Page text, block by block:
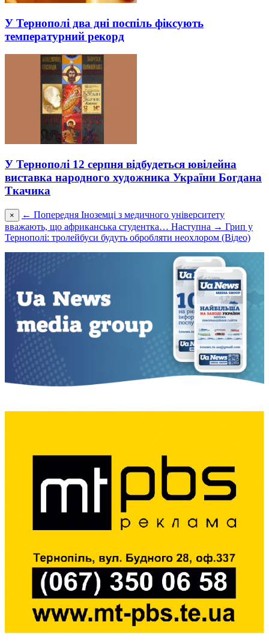
У Тернополі два дні поспіль фіксують
температурний рекорд
У Тернополі 12 серпня відбудеться ювілейна
виставка народного художника України Богдана
Ткачика
× ← Попередня Іноземці з медичного університету
вважають, що африканська студентка… Наступна → Грип у
Тернополі: тролейбуси будуть обробляти неохлором (Відео)